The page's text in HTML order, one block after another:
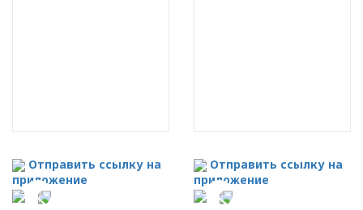
Отправить ссылку на
приложение
Отправить ссылку на
приложение